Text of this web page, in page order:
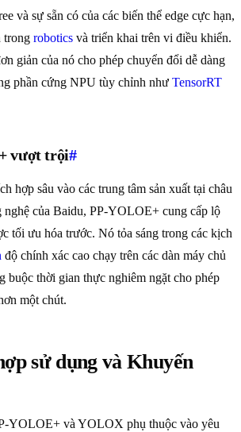
và sự sẵn có của các biến thể edge cực hạn,
trong robotics và triển khai trên vi điều khiển.
giản của nó cho phép chuyển đổi dễ dàng
phần cứng NPU tùy chỉnh như TensorRT
vượt trội#
hợp sâu vào các trung tâm sản xuất tại châu
nghệ của Baidu, PP-YOLOE+ cung cấp lộ
tối ưu hóa trước. Nó tỏa sáng trong các kịch
độ chính xác cao chạy trên các dàn máy chủ
buộc thời gian thực nghiêm ngặt cho phép
một chút.
sử dụng và Khuyến
YOLOE+ và YOLOX phụ thuộc vào yêu